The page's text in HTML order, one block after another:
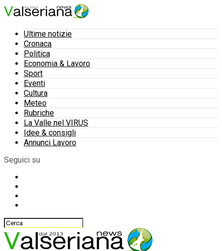
Ultime notizie
Cronaca
Politica
Economia & Lavoro
Sport
Eventi
Cultura
Meteo
Rubriche
La Valle nel VIRUS
Idee & consigli
Annunci Lavoro
Seguici su